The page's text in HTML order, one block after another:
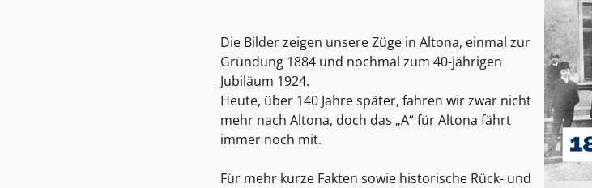
Die Bilder zeigen unsere Züge in Altona, einmal zur
Gründung 1884 und nochmal zum 40-jährigen
Jubiläum 1924.
Heute, über 140 Jahre später, fahren wir zwar nicht
mehr nach Altona, doch das „A“ für Altona fährt
immer noch mit.
Für mehr kurze Fakten sowie historische Rück- und